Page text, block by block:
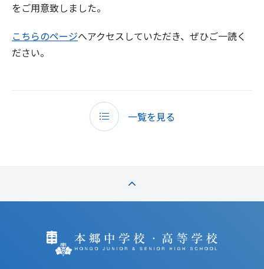
をご用意致しました。
こちらのページへアクセスしていただき、ぜひご一読く
ださい。
一覧を見る